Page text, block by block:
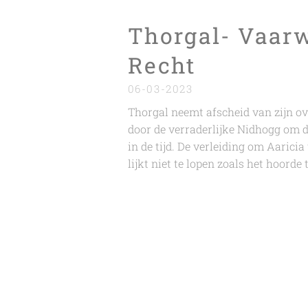
Thorgal-
Recht
06-03-2023
Thorgal neemt afscheid van zijn
door de verraderlijke Nidhogg om
in de tijd. De verleiding om
lijkt niet te lopen zoals het hoorde